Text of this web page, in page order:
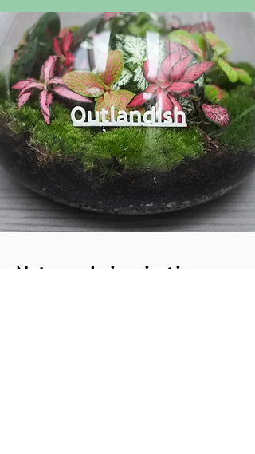
Natuur als inspiratie,